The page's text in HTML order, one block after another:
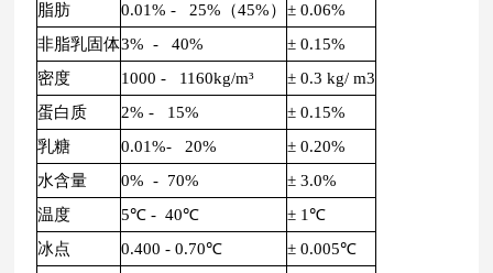
脂肪 0.01% - 25%（45%） ± 0.06%
非脂乳固体3% - 40%
± 0.15%
密度
1000 - 1160kg/m³
± 0.3 kg/ m3
蛋白质
2% - 15%
± 0.15%
乳糖
0.01%- 20%
± 0.20%
水含量
0% - 70%
± 3.0%
温度
5℃ - 40℃
± 1℃
冰点
0.400 - 0.70℃
± 0.005℃